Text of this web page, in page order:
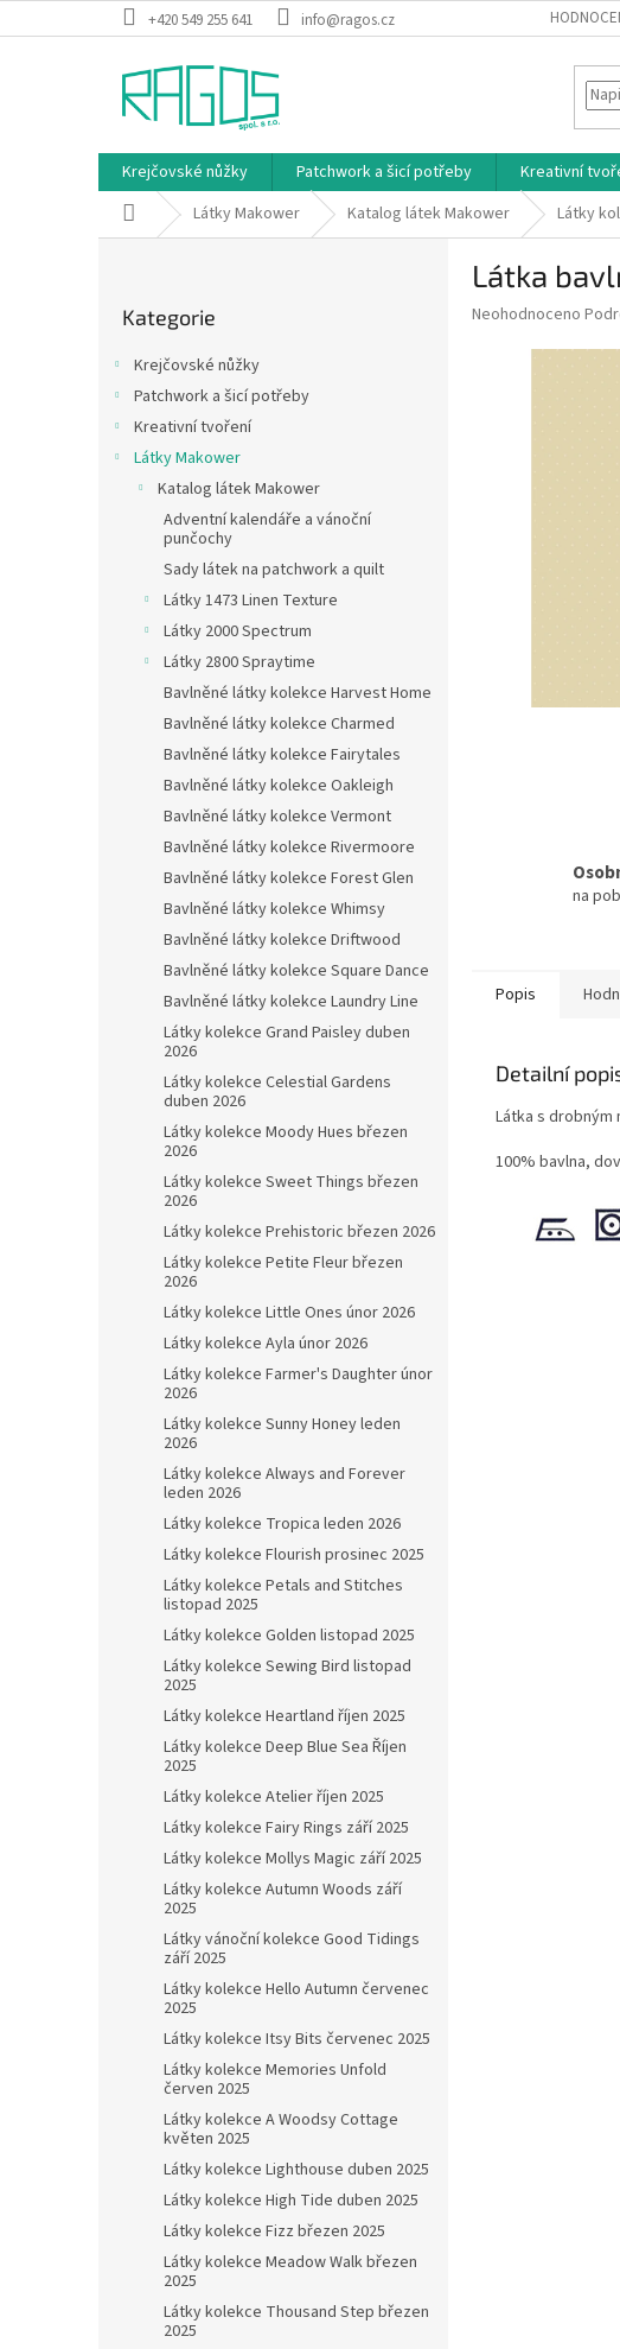
na
+420 549 255 641 info@ragos.cz
Krejčovské nůžky Patchwork a šicí potřeby Kreativní
Domů Látky Makower Katalog látek Makower Látky
kategorie
Kategorie
Krejčovské nůžky
Patchwork a šicí potřeby
Kreativní tvoření
Látky Makower
Katalog látek Makower
Adventní kalendáře a vánoční
punčochy
Sady látek na patchwork a quilt
Látky 1473 Linen Texture
Látky 2000 Spectrum
Látky 2800 Spraytime
Bavlněné látky kolekce Harvest Home
Bavlněné látky kolekce Charmed
Bavlněné látky kolekce Fairytales
Bavlněné látky kolekce Oakleigh
Bavlněné látky kolekce Vermont
Bavlněné látky kolekce Rivermoore
Bavlněné látky kolekce Forest Glen
Bavlněné látky kolekce Whimsy
Bavlněné látky kolekce Driftwood
Bavlněné látky kolekce Square Dance
Bavlněné látky kolekce Laundry Line
Látky kolekce Grand Paisley duben
2026
Látky kolekce Celestial Gardens
duben 2026
Látky kolekce Moody Hues březen
2026
Látky kolekce Sweet Things březen
2026
Látky kolekce Prehistoric březen 2026
Látky kolekce Petite Fleur březen
2026
Látky kolekce Little Ones únor 2026
Látky kolekce Ayla únor 2026
Látky kolekce Farmer's Daughter únor
2026
Látky kolekce Sunny Honey leden
2026
Látky kolekce Always and Forever
leden 2026
Látky kolekce Tropica leden 2026
Látky kolekce Flourish prosinec 2025
Látky kolekce Petals and Stitches
listopad 2025
Látky kolekce Golden listopad 2025
Látky kolekce Sewing Bird listopad
2025
Látky kolekce Heartland říjen 2025
Látky kolekce Deep Blue Sea Říjen
2025
Látky kolekce Atelier říjen 2025
Látky kolekce Fairy Rings září 2025
Látky kolekce Mollys Magic září 2025
Látky kolekce Autumn Woods září
2025
Látky vánoční kolekce Good Tidings
září 2025
Látky kolekce Hello Autumn červenec
2025
Látky kolekce Itsy Bits červenec 2025
Látky kolekce Memories Unfold
červen 2025
Látky kolekce A Woodsy Cottage
květen 2025
Látky kolekce Lighthouse duben 2025
Látky kolekce High Tide duben 2025
Látky kolekce Fizz březen 2025
Látky kolekce Meadow Walk březen
2025
Látky kolekce Thousand Step březen
2025
Látka
Průměrné
Neohodnoceno
na
Popis
Detailní
Látka s
100% bavlna,